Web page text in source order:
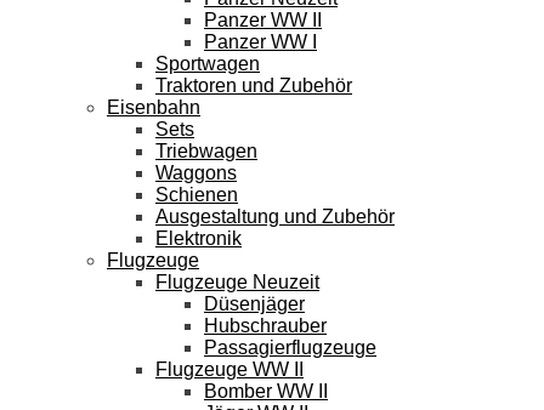
Panzer WW II
Panzer WW I
Sportwagen
Traktoren und Zubehör
Eisenbahn
Sets
Triebwagen
Waggons
Schienen
Ausgestaltung und Zubehör
Elektronik
Flugzeuge
Flugzeuge Neuzeit
Düsenjäger
Hubschrauber
Passagierflugzeuge
Flugzeuge WW II
Bomber WW II